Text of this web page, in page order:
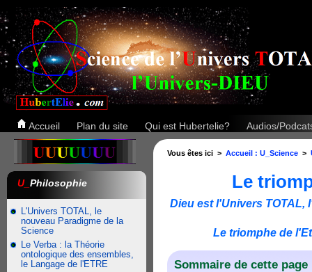
Accueil Plan du site Qui est Hubertelie? Audios/
U_ Philosophie
L'Univers TOTAL, le
nouveau Paradigme de la
Science
Le Verba : la Théorie
ontologique des ensembles,
le Langage de l'ETRE
Vous êtes ici > Accueil : U_Science >
Le
Dieu est l'Univers TOTAL,
Le triomphe de
Sommaire de cette page